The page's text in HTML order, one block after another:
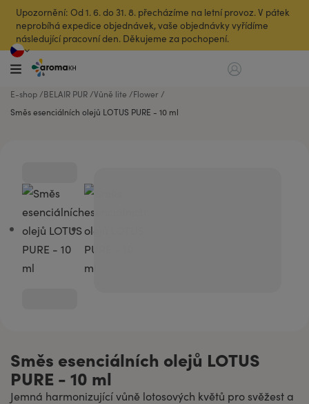
Upozornění: Od 1. 6. do 31. 8. přecházíme na letní provoz. V pátek
neprobíhá expedice objednávek, vaše objednávky vyřídíme
následující pracovní den. Děkujeme za pochopení.
E-shop BELAIR PUR Vůně lite
Flower
Směs esenciálních olejů LOTUS PURE - 10 ml
Směs esenciálních olejů LOTUS
PURE - 10 ml
Jemná harmonizující vůně lotosových květů pro svěžest a